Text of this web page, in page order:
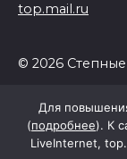
top.mail.ru
© 2026
Для
(подробнее). К
LiveInternet,